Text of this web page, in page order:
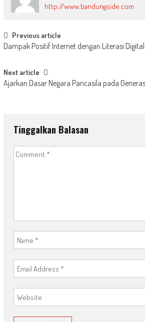
http://www.bandungside.com
Post
navigation
Previous article
Dampak Positif Internet dengan Literasi Digital
Next article
Ajarkan Dasar Negara Pancasila pada
Tinggalkan Balasan